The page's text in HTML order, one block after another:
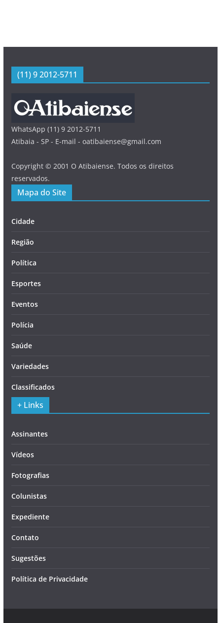
(11) 9 2012-5711
WhatsApp (11) 9 2012-5711
Atibaia - SP - E-mail - oatibaiense@gmail.com
Copyright © 2001 O Atibaiense. Todos os direitos
reservados.
Mapa do Site
Cidade
Região
Política
Esportes
Eventos
Polícia
Saúde
Variedades
Classificados
+ Links
Assinantes
Vídeos
Fotografias
Colunistas
Expediente
Contato
Sugestões
Política de Privacidade